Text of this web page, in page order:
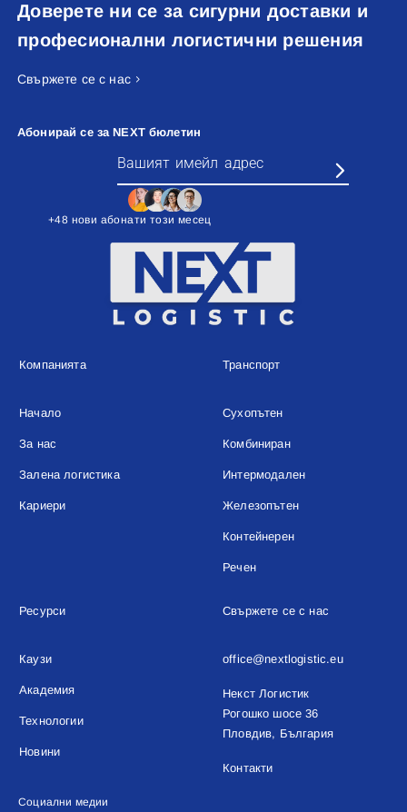
Доверете ни се за сигурни доставки и
професионални логистични решения
Свържете се с нас
Абонирай се за NEXT бюлетин
+48 нови абонати този месец
Компанията
Начало
За нас
Залена логистика
Кариери
Транспорт
Сухопътен
Комбиниран
Интермодален
Железопътен
Контейнерен
Речен
Ресурси
Каузи
Академия
Технологии
Новини
Свържете се с нас
office@nextlogistic.eu
Некст Логистик
Рогошко шосе 36
Пловдив, България
Контакти
Социални медии